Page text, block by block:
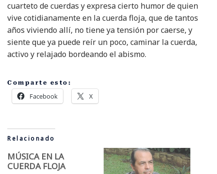
cuarteto de cuerdas y expresa cierto humor de quien
vive cotidianamente en la cuerda floja, que de tantos
años viviendo allí, no tiene ya tensión por caerse, y
siente que ya puede reír un poco, caminar la cuerda,
activo y relajado bordeando el abismo.
Comparte esto:
Facebook X
Relacionado
MÚSICA EN LA
CUERDA FLOJA